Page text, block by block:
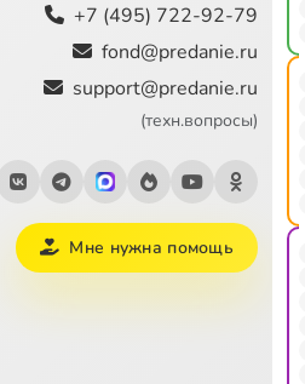
+7 (495) 722-92-79
fond@predanie.ru
support@predanie.ru
(техн.вопросы)
Мне нужна помощь